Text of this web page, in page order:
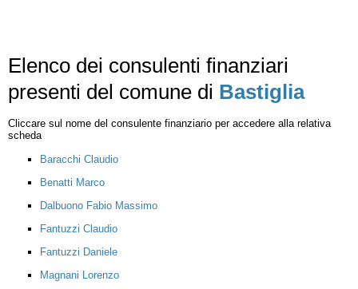
Elenco dei consulenti finanziari
presenti del comune di Bastiglia
Cliccare sul nome del consulente finanziario per accedere alla relativa
scheda
Baracchi Claudio
Benatti Marco
Dalbuono Fabio Massimo
Fantuzzi Claudio
Fantuzzi Daniele
Magnani Lorenzo